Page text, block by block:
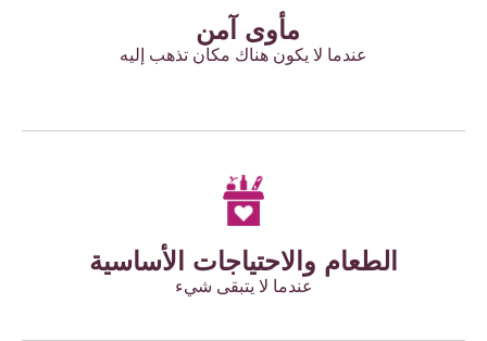
مأوى آمن
عندما لا يكون هناك مكان تذهب إليه
الطعام والاحتياجات الأساسية
عندما لا يتبقى شيء